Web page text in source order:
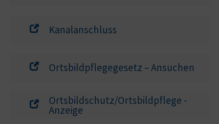
Kanalanschluss
Ortsbildpflegegesetz – Ansuchen
Ortsbildschutz/Ortsbildpflege -
Anzeige